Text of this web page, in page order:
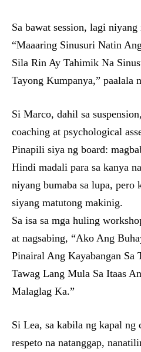
Sa bawat session, lagi
“Maaaring Sinusuri Natin
Sila Rin Ay Tahimik Na
Tayong Kumpanya,” paalala
Si Marco, dahil sa
coaching at psychological
Pinapili siya ng board:
Hindi madali para sa kanya
niyang bumaba sa lupa, pero
siyang matutong makinig.
Sa isa sa mga huling
at nagsabing, “Ako Ang
Pinairal Ang Kayabangan Sa
Tawag Lang Mula Sa Itaas
Malaglag Ka.”
Si Lea, sa kabila ng kapal ng
respeto na natanggap,